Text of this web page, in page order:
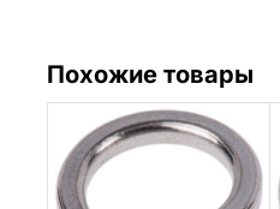
Похожие товары